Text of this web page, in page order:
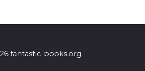
fantastic-books.org